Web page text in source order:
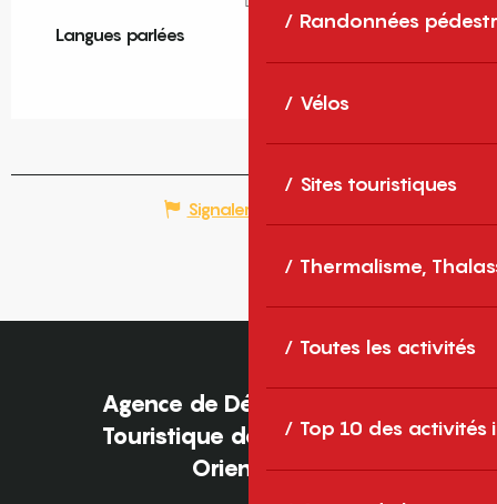
Randonnées
Vélos
Sites touristiques
Thermalisme,
Toutes les activités
Top 10 des activités
Langues parlées
Langues parlées
Signaler une erreur
Agence de Développement
Touristique des Pyrénées-
Orientales